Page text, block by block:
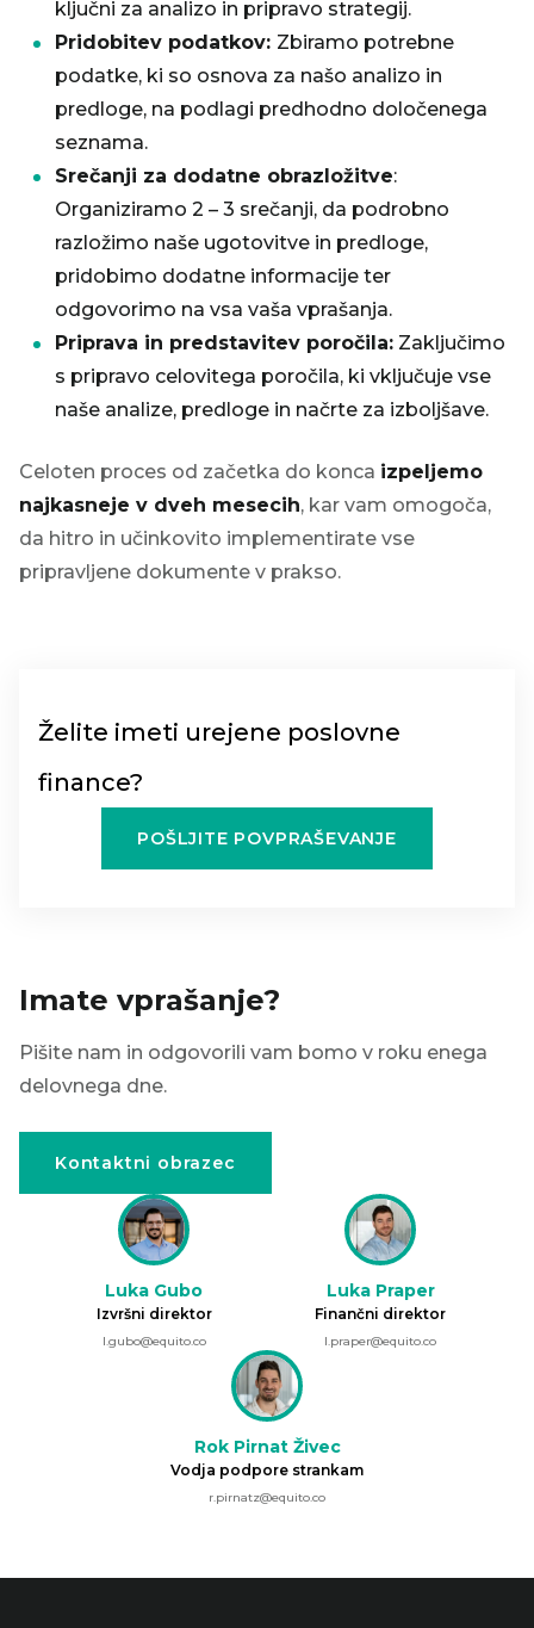
ključni za analizo in pripravo strategij.
Pridobitev podatkov: Zbiramo potrebne
podatke, ki so osnova za našo analizo in
predloge, na podlagi predhodno določenega
seznama.
Srečanji za dodatne obrazložitve:
Organiziramo 2 – 3 srečanji, da podrobno
razložimo naše ugotovitve in predloge,
pridobimo dodatne informacije ter
odgovorimo na vsa vaša vprašanja.
Priprava in predstavitev poročila: Zaključimo
s pripravo celovitega poročila, ki vključuje vse
naše analize, predloge in načrte za izboljšave.
Celoten proces od začetka do konca izpeljemo
najkasneje v dveh mesecih, kar vam omogoča,
da hitro in učinkovito implementirate vse
pripravljene dokumente v prakso.
Želite imeti urejene poslovne
finance?
POŠLJITE POVPRAŠEVANJE
Imate vprašanje?
Pišite nam in odgovorili vam bomo v roku enega
delovnega dne.
Kontaktni obrazec
Luka Gubo
Izvršni direktor
l.gubo@equito.co
Luka Praper
Finančni direktor
l.praper@equito.co
Rok Pirnat Živec
Vodja podpore strankam
r.pirnatz@equito.co